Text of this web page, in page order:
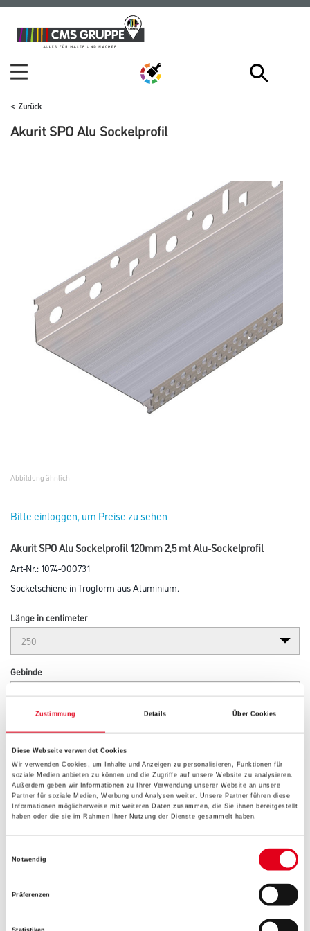
Zustimmung Details Über Cookies
Diese Webseite verwendet Cookies
Wir verwenden Cookies, um Inhalte und Anzeigen zu personalisieren, Funktionen für
soziale Medien anbieten zu können und die Zugriffe auf unsere Website zu analysieren.
Außerdem geben wir Informationen zu Ihrer Verwendung unserer Website an unsere
Partner für soziale Medien, Werbung und Analysen weiter. Unsere Partner führen diese
Informationen möglicherweise mit weiteren Daten zusammen, die Sie ihnen bereitgestellt
haben oder die sie im Rahmen Ihrer Nutzung der Dienste gesammelt haben.
Notwendig
Präferenzen
Zum
Inhalt
Zum
Navigationsmenü
Zurück
Akurit SPO Alu Sockelprofil
Abbildung ähnlich
Bitte einloggen, um Preise zu sehen
Akurit SPO Alu Sockelprofil 120mm 2,5 mt Alu-Sockelprofil
Art-Nr.:1074-000731
Sockelschiene in Trogform aus Aluminium.
Länge in centimeter
Gebinde
Umrechnungsfaktoren